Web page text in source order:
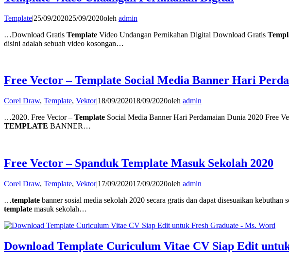
Template|25/09/202025/09/2020oleh admin
…Download Gratis Template Video Undangan Pernikahan Digital Download Gratis
disini adalah sebuah video kosongan…
Free Vector – Template Social Media Banner Hari
Corel Draw, Template, Vektor|18/09/202018/09/2020oleh admin
…2020. Free Vector – Template Social Media Banner Hari Perdamaian Dunia 2020 Free
TEMPLATE BANNER…
Free Vector – Spanduk Template Masuk Sekolah 2020
Corel Draw, Template, Vektor|17/09/202017/09/2020oleh admin
…template banner sosial media sekolah 2020 secara gratis dan dapat disesuaikan kebuthan
template masuk sekolah…
Download Template Curiculum Vitae CV Siap Edit